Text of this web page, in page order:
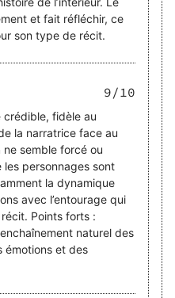
et fait réfléchir, ce
son type de récit.
9/10
crédible, fidèle au
la narratrice face au
semble forcé ou
personnages sont
la dynamique
avec l’entourage qui
Points forts :
naturel des
émotions et des